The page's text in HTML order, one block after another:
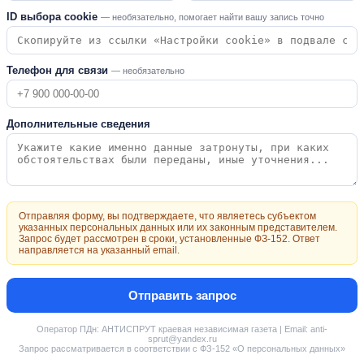
ID выбора cookie — необязательно, помогает найти вашу запись точно
Телефон для связи — необязательно
Дополнительные сведения
Отправляя форму, вы подтверждаете, что являетесь субъектом
указанных персональных данных или их законным представителем.
Запрос будет рассмотрен в сроки, установленные ФЗ-152. Ответ
направляется на указанный email.
Отправить запрос
Оператор ПДн: АНТИСПРУТ краевая независимая газета | Email: anti-
sprut@yandex.ru
Запрос рассматривается в соответствии с ФЗ-152 «О персональных данных»